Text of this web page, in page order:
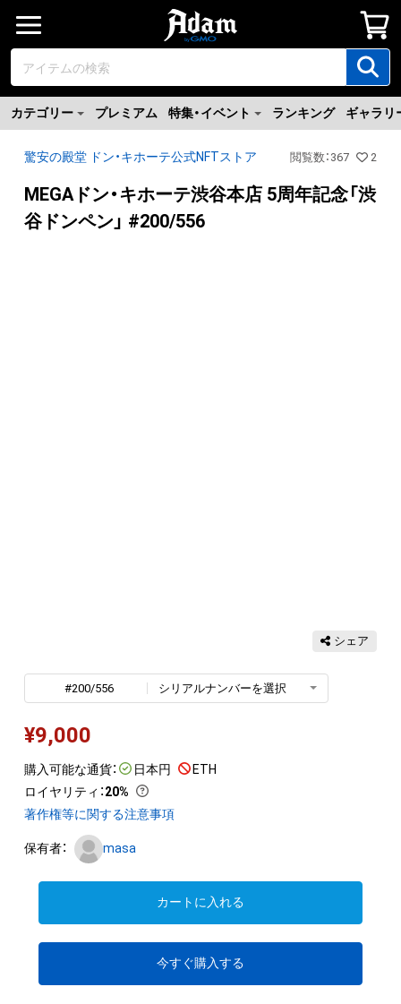
カテゴリー プレミアム 特集・イベント ランキング ギャラリ
驚安の殿堂 ドン・キホーテ公式NFTストア 閲覧数 ： 367 2
MEGAドン・キホーテ渋谷本店 5周年記念「渋
谷ドンペン」 #200/556
シェア
#200/556 シリアルナンバーを選択
¥9,000
購入可能な通貨： 日本円
ETH
ロイヤリティ ：20%
著作権等に関する注意事項
保有者： masa
カートに入れる
今すぐ購入する